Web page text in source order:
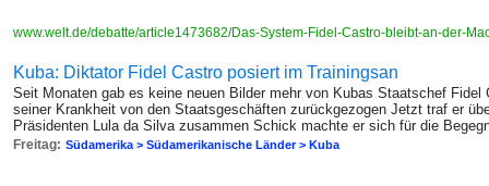
www.welt.de/debatte/article1473682/Das-System-Fidel-Castro-bleibt-an-der-
Kuba: Diktator Fidel Castro posiert im Trainingsan
Seit Monaten gab es keine neuen Bilder mehr von Kubas Staatschef Fidel
seiner Krankheit von den Staatsgeschäften zurückgezogen Jetzt traf er
Präsidenten Lula da Silva zusammen Schick machte er sich für die
Freitag: Südamerika > Südamerikanische Länder > Kuba